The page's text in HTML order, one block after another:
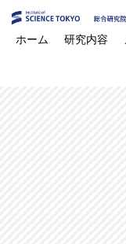
ホーム 研究内容